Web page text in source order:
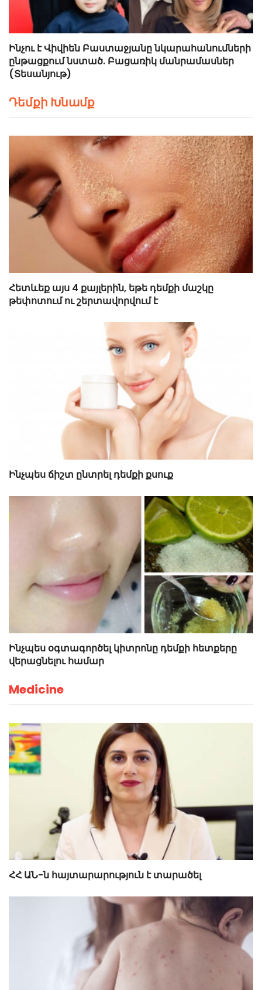
Ինչու է Վիվիեն Բաստաջյանը նկարահանումների
ընթացքում նստած. Բացառիկ մանրամասներ
(Տեսանյութ)
Դեմքի Խնամք
Հետևեք այս 4 քայլերին, եթե դեմքի մաշկը
թեփոտում ու շերտավորվում է
Ինչպես ճիշտ ընտրել դեմքի քսուք
Ինչպես օգտագործել կիտրոնը դեմքի հետքերը
վերացնելու համար
Medicine
ՀՀ ԱՆ-ն հայտարարություն է տարածել